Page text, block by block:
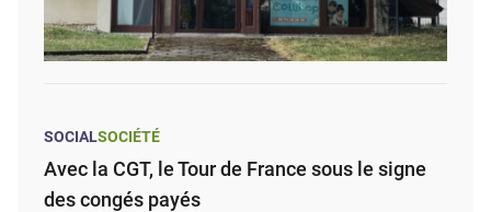
SOCIALSOCIÉTÉ
Avec la CGT, le Tour de France sous le signe
des congés payés